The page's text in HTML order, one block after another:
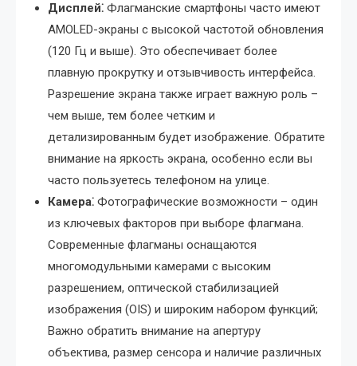
Дисплей⁚ Флагманские смартфоны часто имеют
AMOLED-экраны с высокой частотой обновления
(120 Гц и выше). Это обеспечивает более
плавную прокрутку и отзывчивость интерфейса.
Разрешение экрана также играет важную роль –
чем выше, тем более четким и
детализированным будет изображение. Обратите
внимание на яркость экрана, особенно если вы
часто пользуетесь телефоном на улице.
Камера⁚ Фотографические возможности – один
из ключевых факторов при выборе флагмана.
Современные флагманы оснащаются
многомодульными камерами с высоким
разрешением, оптической стабилизацией
изображения (OIS) и широким набором функций;
Важно обратить внимание на апертуру
объектива, размер сенсора и наличие различных